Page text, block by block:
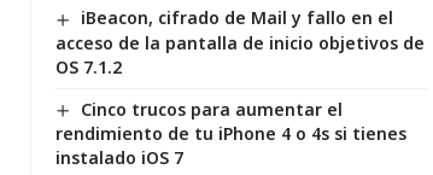
iBeacon, cifrado de Mail y fallo en el
acceso de la pantalla de inicio objetivos de
OS 7.1.2
Cinco trucos para aumentar el
rendimiento de tu iPhone 4 o 4s si tienes
instalado iOS 7